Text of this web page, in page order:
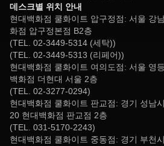
데스크별 위치 안내
현대백화점 쿨화이트 압구정점: 서울 강
화점 압구정본점 B2층
(TEL. 02-3449-5314 (세탁))
(TEL. 02-3449-5313 (리페어))
현대백화점 쿨화이트 여의도점: 서울 영
백화점 더현대 서울 2층
(TEL. 02-3277-0294)
현대백화점 쿨화이트 판교점: 경기 성남
20 현대백화점 판교점 2층
(TEL. 031-5170-2243)
현대백화점 쿨화이트 중동점: 경기 부천